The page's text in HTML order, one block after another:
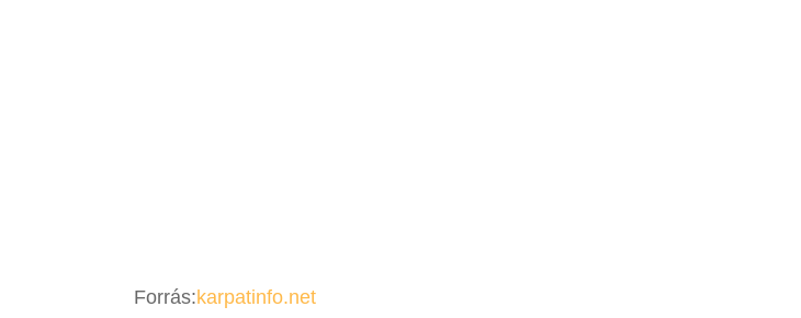
Forrás:karpatinfo.net